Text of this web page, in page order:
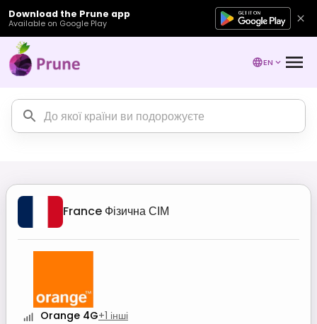
Download the Prune app
Available on Google Play
EN
France Фізична СІМ
Orange 4G+1 інші